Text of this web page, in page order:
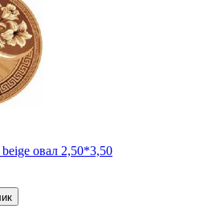
овал 2,50*3,50